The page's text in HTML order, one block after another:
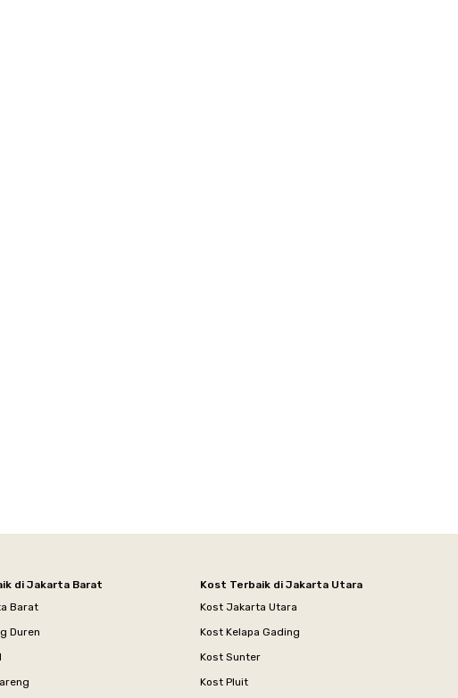
di Jakarta Barat
Barat
Duren
Kost Terbaik di Jakarta Utara
Kost Jakarta Utara
Kost Kelapa Gading
Kost Sunter
Kost Pluit